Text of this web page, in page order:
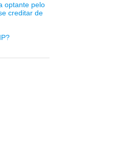
optante pelo
creditar de